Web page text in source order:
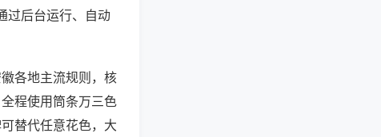
过后台运行、自动
各地主流规则，核
程使用筒条万三色
替代任意花色，大